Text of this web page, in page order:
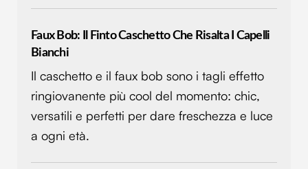
Faux Bob: Il Finto Caschetto Che Risalta I Capelli
Bianchi
Il caschetto e il faux bob sono i tagli effetto
ringiovanente più cool del momento: chic,
versatili e perfetti per dare freschezza e luce
a ogni età.